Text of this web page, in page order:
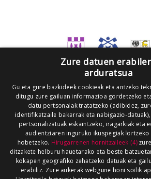
Zure datuen
arduratsua
Gu eta gure bazkideek cookieak eta antzeko
ditugu zure gailuan informazioa gordetzeko
datu pertsonalak tratatzeko (adibidez,
identifikatzaile bakarrak eta nabigazio-
pertsonalizatuak eskaintzeko, iragarkiak eta
audientziaren inguruko ikuspegiak
hobetzeko. Hirugarrenen hornitzaileek (4)
ditzakete helburu hauetarako eta beste
kokapen geografiko zehatzeko datuak eta
erabiliz. Zure aukerak webgune honi soilik